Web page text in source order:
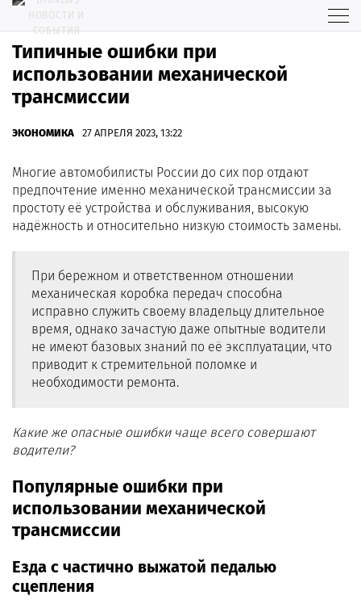
Типичные ошибки при
использовании механической
трансмиссии
ЭКОНОМИКА 27 АПРЕЛЯ 2023, 13:22
Многие автомобилисты России до сих пор отдают
предпочтение именно механической трансмиссии за
простоту её устройства и обслуживания, высокую
надёжность и относительно низкую стоимость замены.
При бережном и ответственном отношении
механическая коробка передач способна
исправно служить своему владельцу длительное
время, однако зачастую даже опытные водители
не имеют базовых знаний по её эксплуатации, что
приводит к стремительной поломке и
необходимости ремонта.
Какие же опасные ошибки чаще всего совершают
водители?
Популярные ошибки при
использовании механической
трансмиссии
Езда с частично выжатой педалью
сцепления